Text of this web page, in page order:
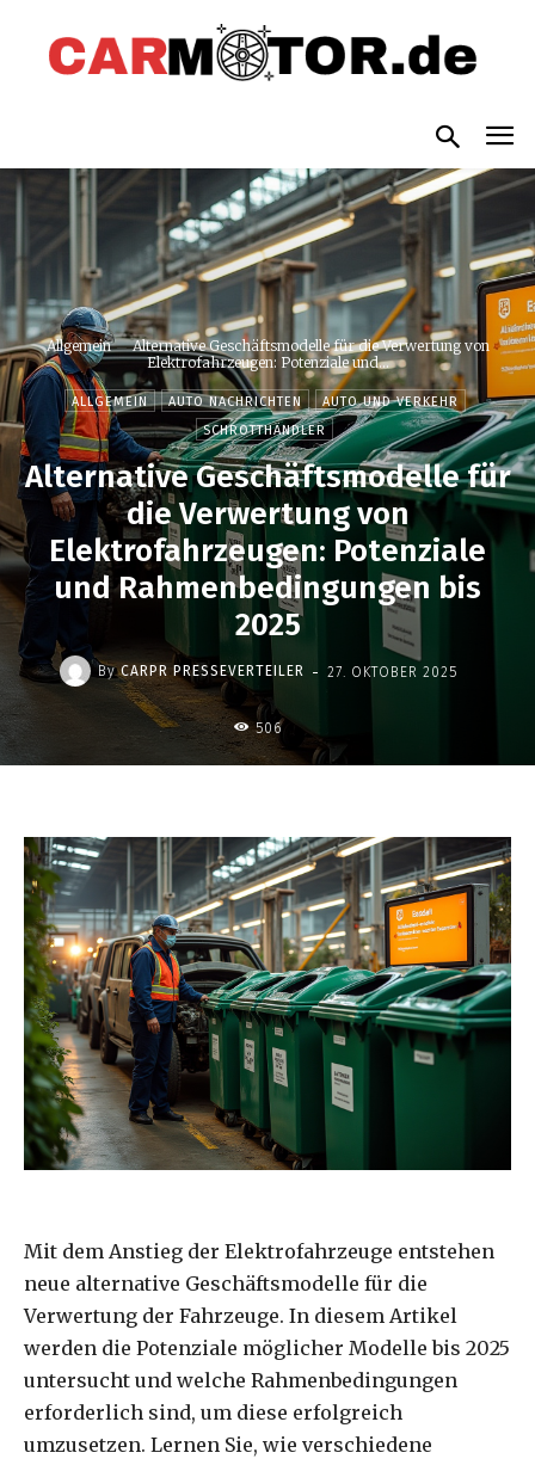
Allgemein
Alternative Geschäftsmodelle für die Verwertung von
Elektrofahrzeugen: Potenziale und...
ALLGEMEIN AUTO NACHRICHTEN
AUTO UND VERKEHR
SCHROTTHÄNDLER
Alternative Geschäftsmodelle für
die Verwertung von
Elektrofahrzeugen: Potenziale
und Rahmenbedingungen bis
2025
By CARPR PRESSEVERTEILER - 27. OKTOBER 2025
506
Mit dem Anstieg der Elektrofahrzeuge entstehen
neue alternative Geschäftsmodelle für die
Verwertung der Fahrzeuge. In diesem Artikel
werden die Potenziale möglicher Modelle bis 2025
untersucht und welche Rahmenbedingungen
erforderlich sind, um diese erfolgreich
umzusetzen. Lernen Sie, wie verschiedene